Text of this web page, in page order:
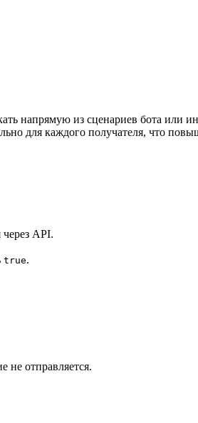
напрямую из сценариев бота или
для каждого получателя, что
через API.
true.
не отправляется.